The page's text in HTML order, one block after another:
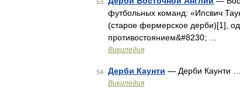
53
футбольных команд: «Ипсвич
(старое фермерское дерби)[1],
противостоянием&#8230; …
Википедия
54 Дерби Каунти — Дерби Каунти …
Википедия